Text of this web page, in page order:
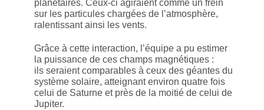
planétaires. Ceux-ci agiraient comme un frein
sur les particules chargées de l’atmosphère,
ralentissant ainsi les vents.
Grâce à cette interaction, l’équipe a pu estimer
la puissance de ces champs magnétiques :
ils seraient comparables à ceux des géantes du
système solaire, atteignant environ quatre fois
celui de Saturne et près de la moitié de celui de
Jupiter.